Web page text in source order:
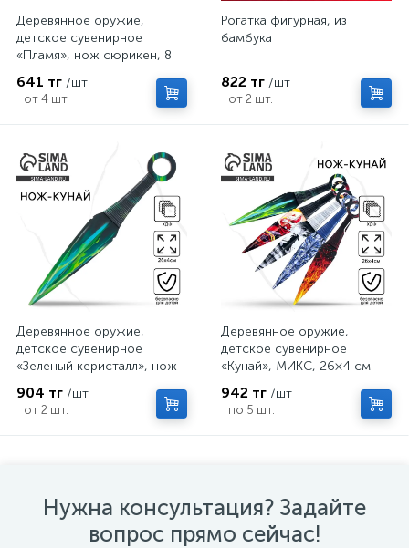
Деревянное оружие,
детское сувенирное
«Пламя», нож сюрикен, 8
641 тг /шт
от 4 шт.
Рогатка фигурная, из
бамбука
822 тг /шт
от 2 шт.
Деревянное оружие,
детское сувенирное
«Зеленый керисталл», нож
904 тг /шт
от 2 шт.
Деревянное оружие,
детское сувенирное
«Кунай», МИКС, 26×4 см
942 тг /шт
по 5 шт.
Нужна консультация? Задайте
вопрос прямо сейчас!